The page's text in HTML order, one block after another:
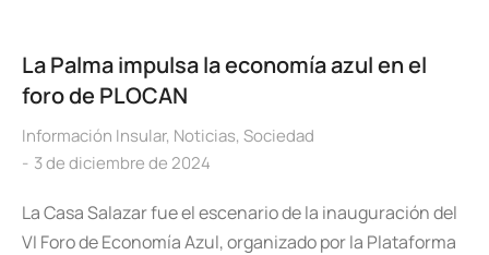
La Palma impulsa la economía azul en el
foro de PLOCAN
Información Insular, Noticias, Sociedad
3 de diciembre de 2024
La Casa Salazar fue el escenario de la inauguración del
VI Foro de Economía Azul, organizado por la Plataforma